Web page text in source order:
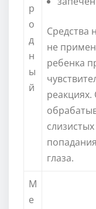
р
о
д
н
ы
й
Средства
не
ребенка
глаза.
М
е